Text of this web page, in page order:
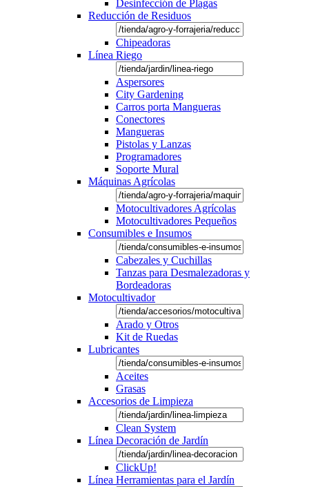
Desinfección de Plagas
Reducción de Residuos
Chipeadoras
Línea Riego
Aspersores
City Gardening
Carros porta Mangueras
Conectores
Mangueras
Pistolas y Lanzas
Programadores
Soporte Mural
Máquinas Agrícolas
Motocultivadores Agrícolas
Motocultivadores Pequeños
Consumibles e Insumos
Cabezales y Cuchillas
Tanzas para Desmalezadoras y
Bordeadoras
Motocultivador
Arado y Otros
Kit de Ruedas
Lubricantes
Aceites
Grasas
Accesorios de Limpieza
Clean System
Línea Decoración de Jardín
ClickUp!
Línea Herramientas para el Jardín